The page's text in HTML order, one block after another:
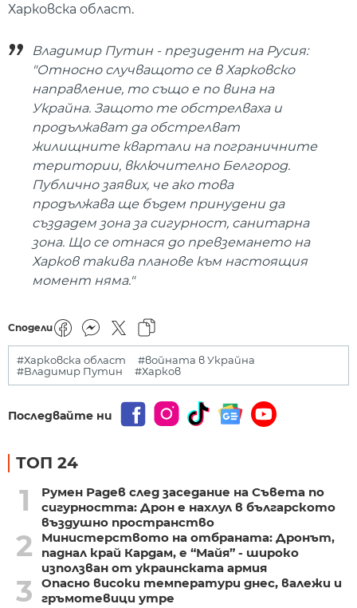
Харковска област.
Владимир Путин - президент на Русия:
"Относно случващото се в Харковско
направление, то също е по вина на
Украйна. Защото те обстрелваха и
продължават да обстрелват
жилищните квартали на пограничните
територии, включително Белгород.
Публично заявих, че ако това
продължава ще бъдем принудени да
създадем зона за сигурност, санитарна
зона. Що се отнася до превземането на
Харков такива планове към настоящия
момент няма."
Сподели
#Харковска област
#войната в Украйна
#Владимир Путин
#Харков
Последвайте ни
ТОП 24
1
Румен Радев след заседание на Съвета по
сигурността: Дрон е нахлул в българското
въздушно пространство
2
Министерството на отбраната: Дронът,
паднал край Кардам, е “Майя” - широко
използван от украинската армия
3
Опасно високи температури днес, валежи и
гръмотевици утре